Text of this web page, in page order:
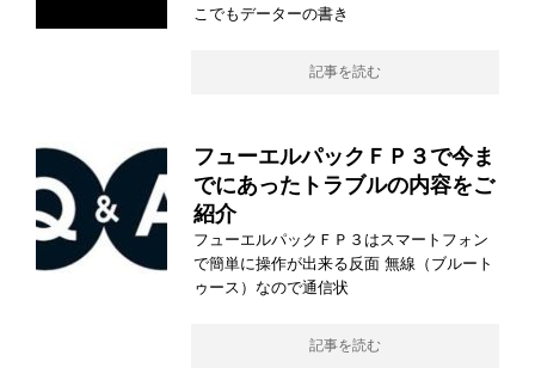
こでもデーターの書き
記事を読む
フューエルパックＦＰ３で今ま
でにあったトラブルの内容をご
紹介
フューエルパックＦＰ３はスマートフォン
で簡単に操作が出来る反面 無線（ブルート
ゥース）なので通信状
記事を読む